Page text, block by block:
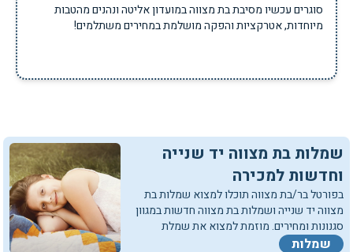
סוגרים עכשיו מסיבת בת מצווה במועדון אליטה ונהנים מהטבות
מיוחדות, אטרקציות והפקה מושלמת במחירים משתלמים!
שמלות בת מצווה יד שנייה
וחדשות למכירה
בפורטל בר/בת מצווה תוכלו למצוא שמלות בת
מצווה יד שנייה ושמלות בת מצווה חדשות במגוון
סגנונות ומחירים. מוזמת למצוא את שמלת
חלומותייך או לפרסם שמלה יד שנייה.
שמלות